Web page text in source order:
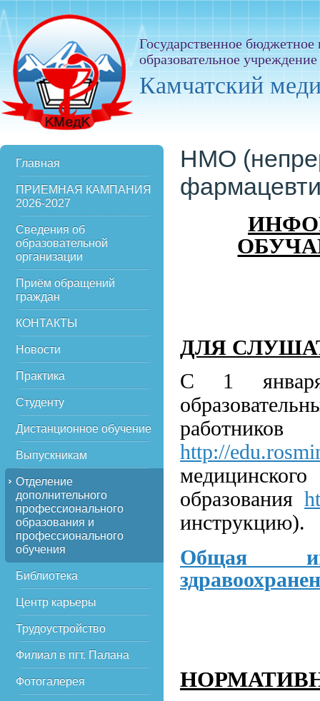
Государственное
образовательное
Камчатский
Главная
ПРИЕМНАЯ КАМПАНИЯ
2026-2027
Сведения об
образовательной
организации
Приём обращений
граждан
КОНТАКТЫ
Новости
Практика
Студенту
Дистанционное обучение
Выпускникам
Отделение
дополнительного
профессионального
образования и
профессионального
обучения
Библиотека
Центр карьеры
Трудоустройство
Филиал в пгт. Палана
Фотогалерея
НМО
ДЛЯ
С 1 января
http://
образования
инструкцию).
Общая